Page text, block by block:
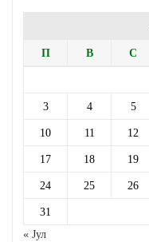
П В С
3 4 5
10 11 12
17 18 19
24 25 26
31
« Јул